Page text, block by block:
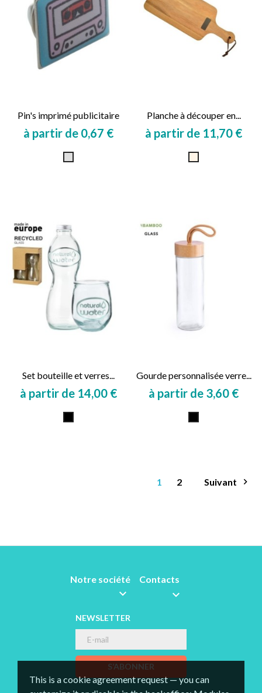
This is a cookie agreement request — you can
Pin's imprimé publicitaire
Prix
à partir de 0,67 €
Planche à découper en...
Prix
à partir de 11,70 €
Set bouteille et verres...
Prix
à partir de 14,00 €
Gourde personnalisée verre...
Prix
à partir de 3,60 €
1 2 Suivant 
Notre société

Contacts

NEWSLETTER
S’ABONNER